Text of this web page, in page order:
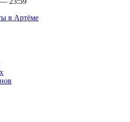
в Артёме